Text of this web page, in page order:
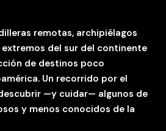
remotas, archipiélagos
del sur del continente
de destinos poco
Un recorrido por el
—y cuidar— algunos de
y menos conocidos de la